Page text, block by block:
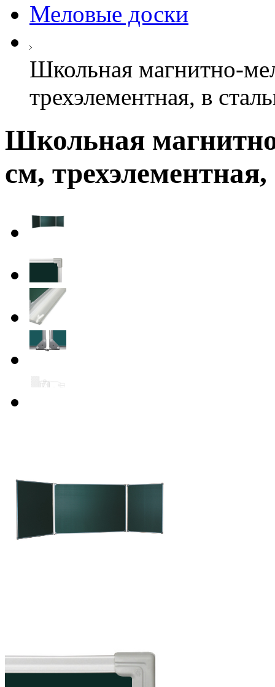
Меловые доски
Школьная магнитно-
трехэлементная, в
Школьная
см,